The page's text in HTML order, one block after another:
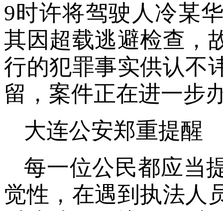
9时许将驾驶人冷某
其因超载逃避检查，
行的犯罪事实供认不
留，案件正在进一步
大连公安郑重提醒
每一位公民都应当
觉性，在遇到执法人